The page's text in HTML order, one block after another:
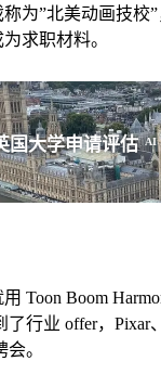
称为”北美动画
求职材料。
国大学申请评估 AI
Toon Boom
业 offer，Pixar
。